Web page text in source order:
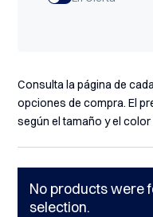
Consulta la página de
opciones de compra. El
según el tamaño y el
No products were
selection.